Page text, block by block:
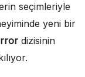
seçimleriyle
yeni bir
dizisinin